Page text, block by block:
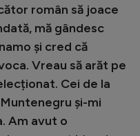
român să joace
mă gândesc
și cred că
Vreau să arăt pe
Cei de la
și-mi
Am avut o